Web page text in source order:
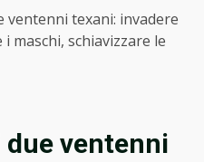
ventenni texani: invadere
maschi, schiavizzare le
ventenni